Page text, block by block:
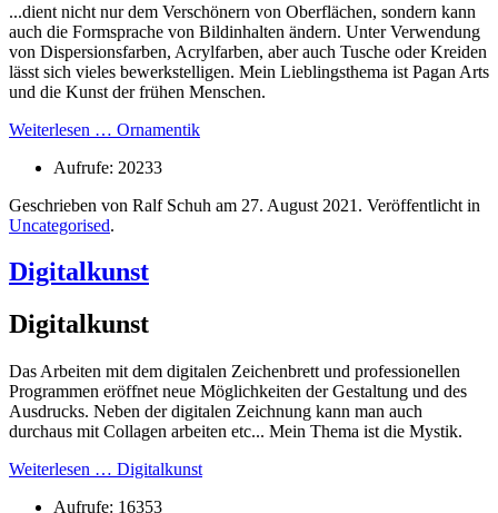
...dient nicht nur dem Verschönern von Oberflächen, sondern kann
auch die Formsprache von Bildinhalten ändern. Unter Verwendung
von Dispersionsfarben, Acrylfarben, aber auch Tusche oder Kreiden
lässt sich vieles bewerkstelligen. Mein Lieblingsthema ist Pagan Arts
und die Kunst der frühen Menschen.
Weiterlesen … Ornamentik
Aufrufe: 20233
Geschrieben von Ralf Schuh am 27. August 2021 . Veröffentlicht in
Uncategorised.
Digitalkunst
Digitalkunst
Das Arbeiten mit dem digitalen Zeichenbrett und professionellen
Programmen eröffnet neue Möglichkeiten der Gestaltung und des
Ausdrucks. Neben der digitalen Zeichnung kann man auch
durchaus mit Collagen arbeiten etc... Mein Thema ist die Mystik.
Weiterlesen … Digitalkunst
Aufrufe: 16353